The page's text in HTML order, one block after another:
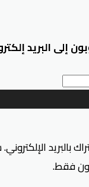
إلى البريد
فقط.